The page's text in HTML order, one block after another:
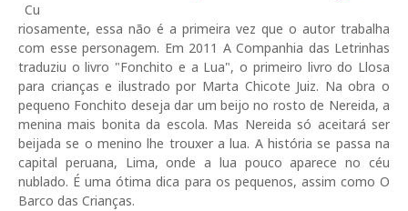
Cu
riosamente, essa não é a primeira vez que o autor trabalha
com esse personagem. Em 2011 A Companhia das Letrinhas
traduziu o livro "Fonchito e a Lua", o primeiro livro do Llosa
para crianças e ilustrado por Marta Chicote Juiz. Na obra o
pequeno Fonchito deseja dar um beijo no rosto de Nereida, a
menina mais bonita da escola. Mas Nereida só aceitará ser
beijada se o menino lhe trouxer a lua. A história se passa na
capital peruana, Lima, onde a lua pouco aparece no céu
nublado. É uma ótima dica para os pequenos, assim como O
Barco das Crianças.